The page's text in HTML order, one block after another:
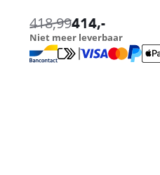
418,99414,-
Niet meer leverbaar